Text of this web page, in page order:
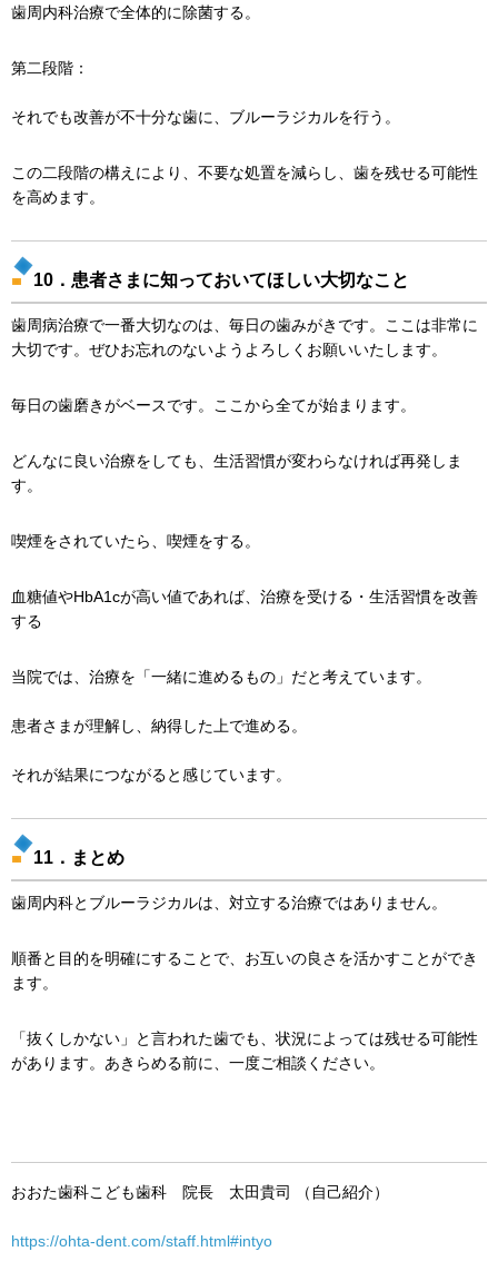
歯周内科治療で全体的に除菌する。
第二段階：
それでも改善が不十分な歯に、ブルーラジカルを行う。
この二段階の構えにより、不要な処置を減らし、歯を残せる可能性
を高めます。
10．患者さまに知っておいてほしい大切なこと
歯周病治療で一番大切なのは、毎日の歯みがきです。ここは非常に
大切です。ぜひお忘れのないようよろしくお願いいたします。
毎日の歯磨きがベースです。ここから全てが始まります。
どんなに良い治療をしても、生活習慣が変わらなければ再発しま
す。
喫煙をされていたら、喫煙をする。
血糖値やHbA1cが高い値であれば、治療を受ける・生活習慣を改善
する
当院では、治療を「一緒に進めるもの」だと考えています。
患者さまが理解し、納得した上で進める。
それが結果につながると感じています。
11．まとめ
歯周内科とブルーラジカルは、対立する治療ではありません。
順番と目的を明確にすることで、お互いの良さを活かすことができ
ます。
「抜くしかない」と言われた歯でも、状況によっては残せる可能性
があります。あきらめる前に、一度ご相談ください。
おおた歯科こども歯科 院長 太田貴司 （自己紹介）
https://ohta-dent.com/staff.html#intyo